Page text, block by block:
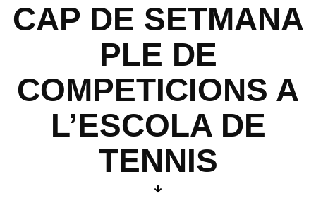
CAP DE SETMANA
PLE DE
COMPETICIONS A
L’ESCOLA DE
TENNIS